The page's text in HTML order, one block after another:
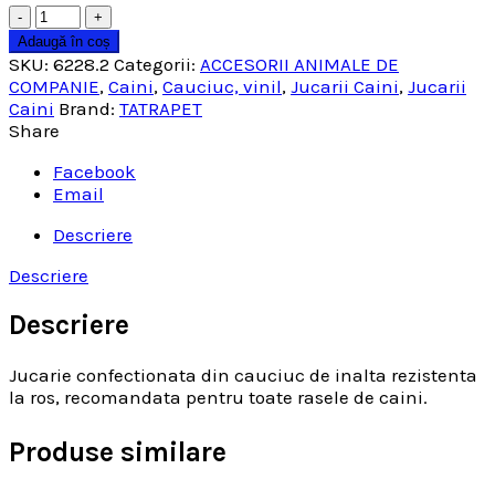
Cantitate
Adaugă în coș
SKU: 6228.2 Categorii: ACCESORII ANIMALE DE
COMPANIE, Caini, Cauciuc, vinil, Jucarii Caini, Jucarii
Caini Brand: TATRAPET
Share
Facebook
Email
Descriere
Descriere
Descriere
Jucarie confectionata din cauciuc de inalta rezistenta
la ros, recomandata pentru toate rasele de caini.
Produse similare